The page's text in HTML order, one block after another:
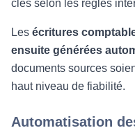
clés selon les règles
Les écritures
ensuite générées
documents sources
haut niveau de fiabilité.
Automatisation